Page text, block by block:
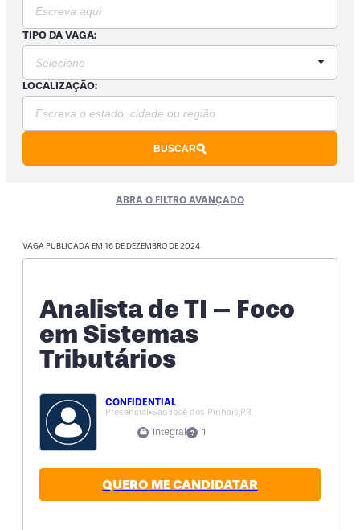
TIPO DA VAGA:
LOCALIZAÇÃO:
BUSCAR
ABRA O FILTRO AVANÇADO
VAGA PUBLICADA EM 16 DE DEZEMBRO DE 2024
Analista de TI – Foco
em Sistemas
Tributários
CONFIDENTIAL
Presencial São José dos Pinhais,PR
Integral 1
QUERO ME CANDIDATAR